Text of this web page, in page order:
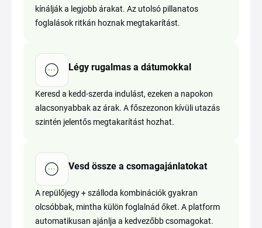
kínálják a legjobb árakat. Az utolsó pillanatos
foglalások ritkán hoznak megtakarítást.
Légy rugalmas a dátumokkal
Keresd a kedd-szerda indulást, ezeken a napokon
alacsonyabbak az árak. A főszezonon kívüli utazás
szintén jelentős megtakarítást hozhat.
Vesd össze a csomagajánlatokat
A repülőjegy + szálloda kombinációk gyakran
olcsóbbak, mintha külön foglalnád őket. A platform
automatikusan ajánlja a kedvezőbb csomagokat.